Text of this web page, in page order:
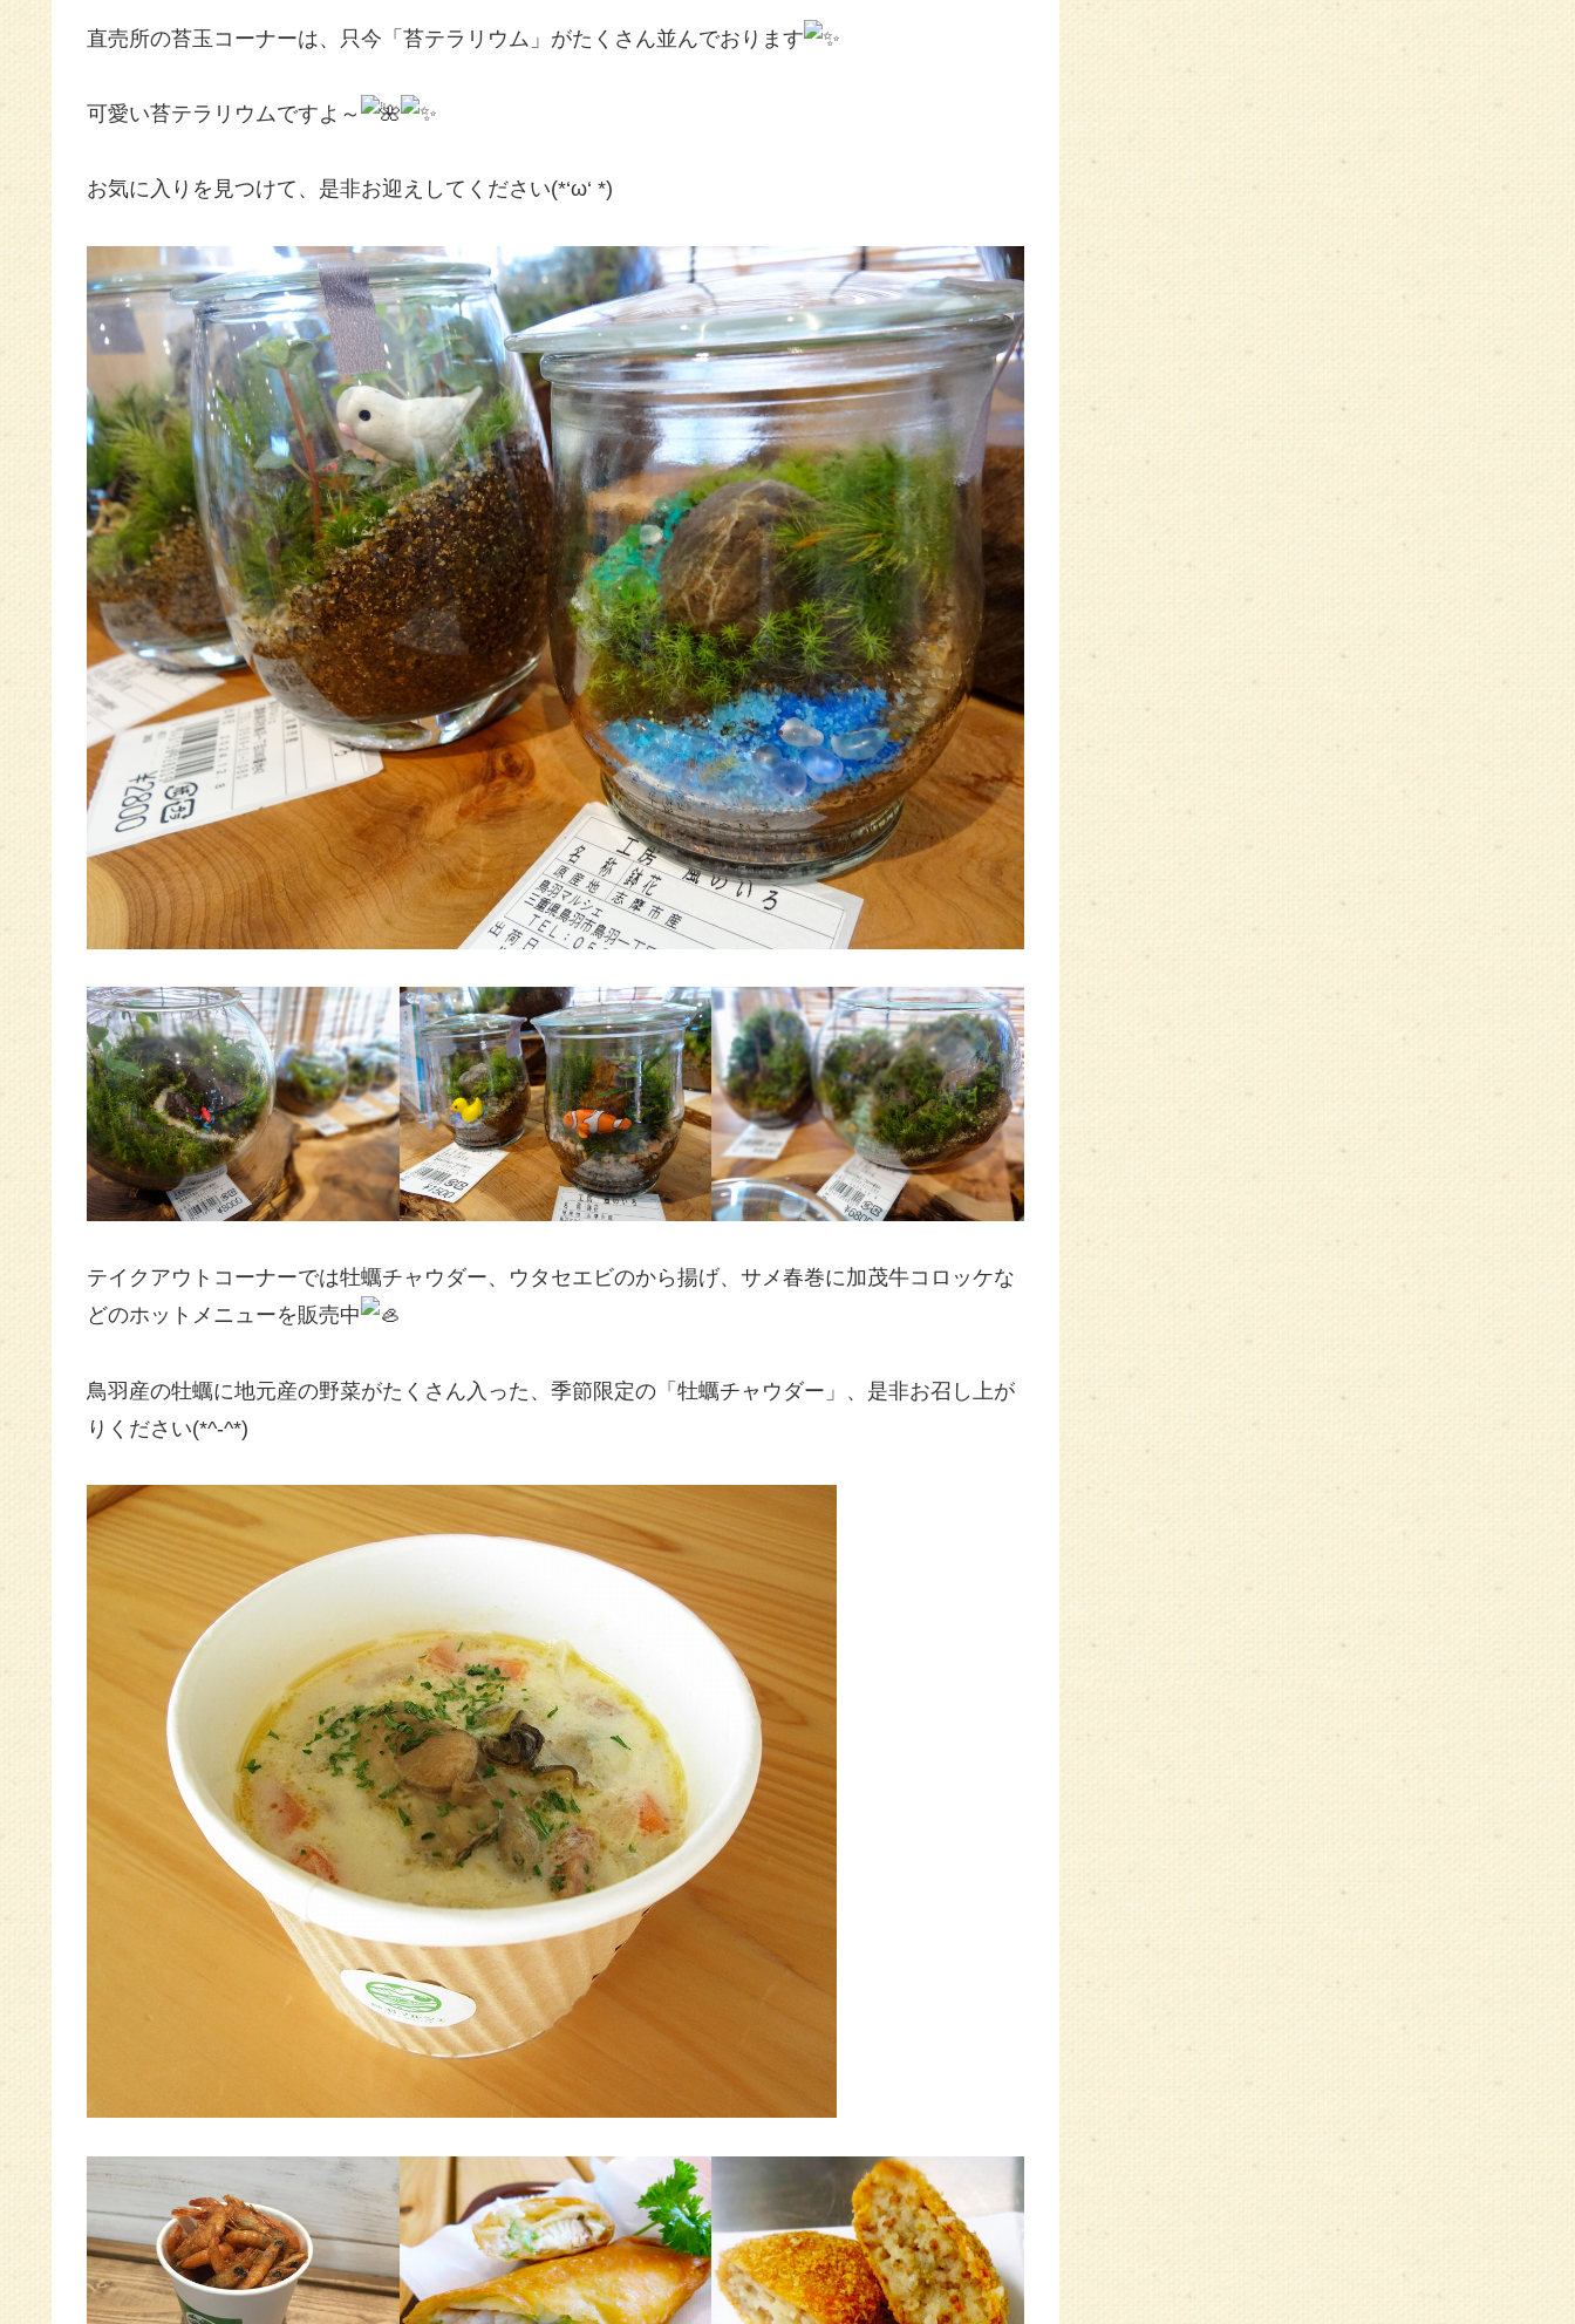
直売所の苔玉コーナーは、只今「苔テラリウム」がたくさん並んでおります
可愛い苔テラリウムですよ～
お気に入りを見つけて、是非お迎えしてください(*‘ω‘ *)
テイクアウトコーナーでは牡蠣チャウダー、ウタセエビのから揚げ、サメ春巻に加茂牛コロッケな
どのホットメニューを販売中
鳥羽産の牡蠣に地元産の野菜がたくさん入った、季節限定の「牡蠣チャウダー」、是非お召し上が
りください(*^-^*)